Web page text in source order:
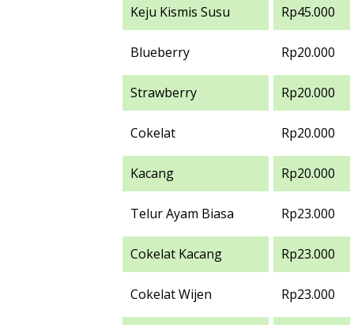
Keju Kismis Susu Rp45.000
Blueberry Rp20.000
Strawberry Rp20.000
Cokelat Rp20.000
Kacang Rp20.000
Telur Ayam Biasa Rp23.000
Cokelat Kacang Rp23.000
Cokelat Wijen Rp23.000